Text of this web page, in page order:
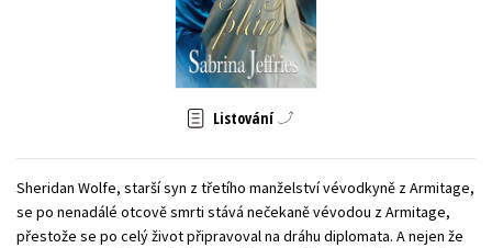
Zahraniční literatura
Všechny tituly
Listování
Sheridan Wolfe, starší syn z třetího manželství vévodkyně z Armitage,
se po nenadálé otcově smrti stává nečekaně vévodou z Armitage,
přestože se po celý život připravoval na dráhu diplomata. A nejen že